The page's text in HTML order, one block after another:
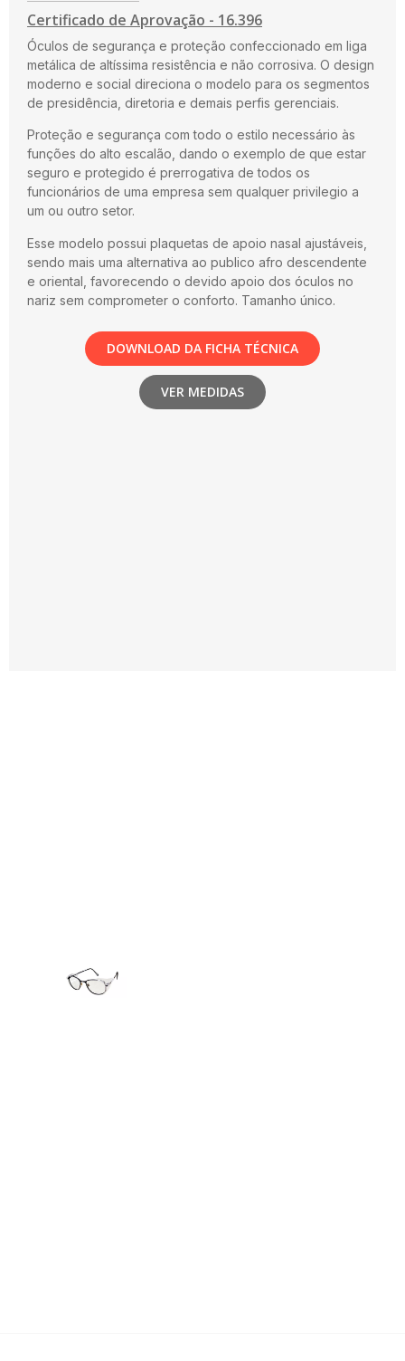
Certificado de Aprovação - 16.396
Óculos de segurança e proteção confeccionado em liga
metálica de altíssima resistência e não corrosiva. O design
moderno e social direciona o modelo para os segmentos
de presidência, diretoria e demais perfis gerenciais.
Proteção e segurança com todo o estilo necessário às
funções do alto escalão, dando o exemplo de que estar
seguro e protegido é prerrogativa de todos os
funcionários de uma empresa sem qualquer privilegio a
um ou outro setor.
Esse modelo possui plaquetas de apoio nasal ajustáveis,
sendo mais uma alternativa ao publico afro descendente
e oriental, favorecendo o devido apoio dos óculos no
nariz sem comprometer o conforto. Tamanho único.
DOWNLOAD DA FICHA TÉCNICA
VER MEDIDAS